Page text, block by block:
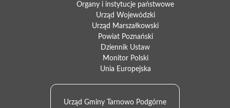
Organy i instytucje państwowe
Urząd Wojewódzki
Urząd Marszałkowski
Powiat Poznański
Dziennik Ustaw
Monitor Polski
Unia Europejska
Urząd Gminy Tarnowo Podgórne